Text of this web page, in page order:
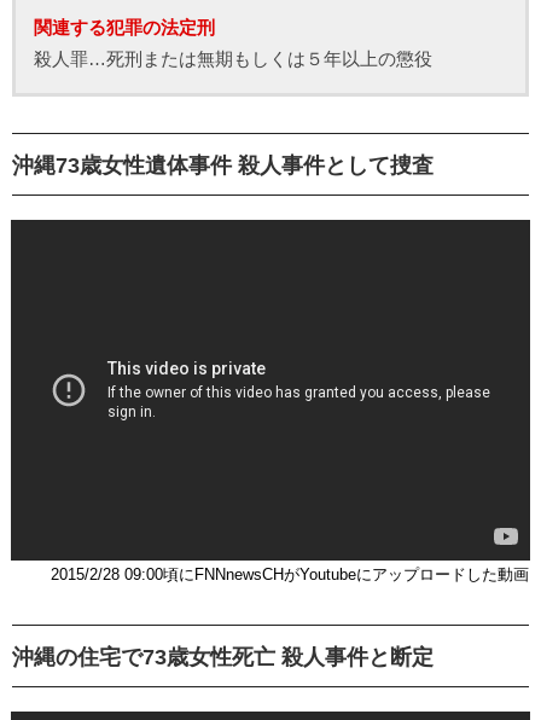
関連する犯罪の法定刑
殺人罪…死刑または無期もしくは５年以上の懲役
沖縄73歳女性遺体事件 殺人事件として捜査
2015/2/28 09:00頃にFNNnewsCHがYoutubeにアップロードした動画
沖縄の住宅で73歳女性死亡 殺人事件と断定